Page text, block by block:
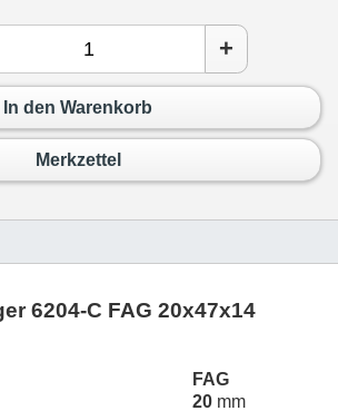
+
In den Warenkorb
Merkzettel
6204-C FAG 20x47x14
FAG
20 mm